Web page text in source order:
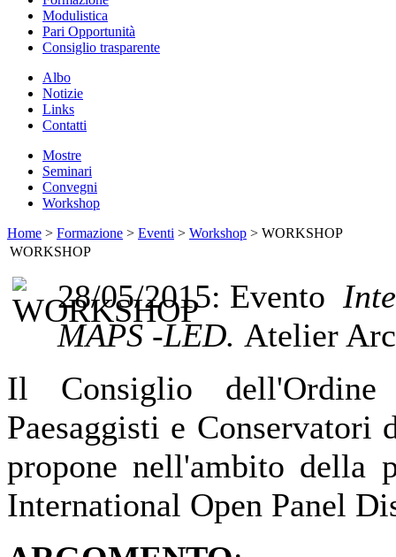
Modulistica
Pari Opportunità
Consiglio trasparente
Albo
Notizie
Links
Contatti
Mostre
Seminari
Convegni
Workshop
Home > Formazione > Eventi > Workshop > WORKSHOP
WORKSHOP
28/05/2015: Evento
MAPS -­LED. Atelier
Il Consiglio
Paesaggisti e
propone nell'ambito della
International Open Panel